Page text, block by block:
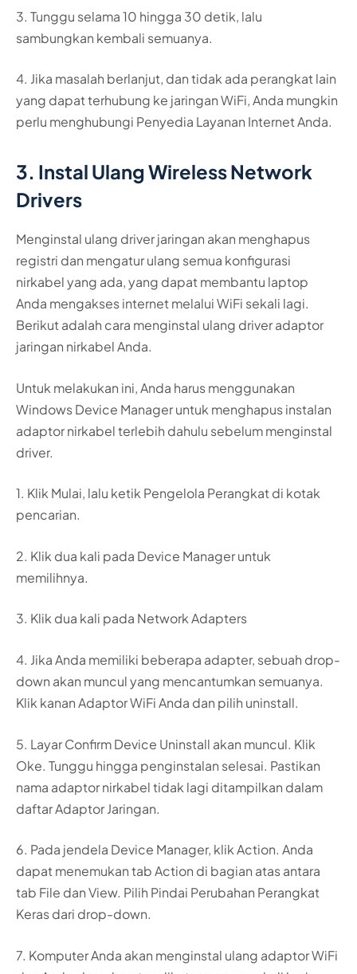
3. Tunggu selama 10 hingga 30 detik, lalu
sambungkan kembali semuanya.
4. Jika masalah berlanjut, dan tidak ada perangkat lain
yang dapat terhubung ke jaringan WiFi, Anda mungkin
perlu menghubungi Penyedia Layanan Internet Anda.
3. Instal Ulang Wireless Network
Drivers
Menginstal ulang driver jaringan akan menghapus
registri dan mengatur ulang semua konfigurasi
nirkabel yang ada, yang dapat membantu laptop
Anda mengakses internet melalui WiFi sekali lagi.
Berikut adalah cara menginstal ulang driver adaptor
jaringan nirkabel Anda.
Untuk melakukan ini, Anda harus menggunakan
Windows Device Manager untuk menghapus instalan
adaptor nirkabel terlebih dahulu sebelum menginstal
driver.
1. Klik Mulai, lalu ketik Pengelola Perangkat di kotak
pencarian.
2. Klik dua kali pada Device Manager untuk
memilihnya.
3. Klik dua kali pada Network Adapters
4. Jika Anda memiliki beberapa adapter, sebuah drop-
down akan muncul yang mencantumkan semuanya.
Klik kanan Adaptor WiFi Anda dan pilih uninstall.
5. Layar Confirm Device Uninstall akan muncul. Klik
Oke. Tunggu hingga penginstalan selesai. Pastikan
nama adaptor nirkabel tidak lagi ditampilkan dalam
daftar Adaptor Jaringan.
6. Pada jendela Device Manager, klik Action. Anda
dapat menemukan tab Action di bagian atas antara
tab File dan View. Pilih Pindai Perubahan Perangkat
Keras dari drop-down.
7. Komputer Anda akan menginstal ulang adaptor WiFi